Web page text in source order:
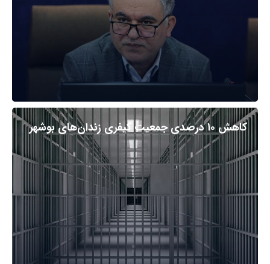
کاهش ۱۰ درصدی جمعیت کیفری زندان‌های بوشهر